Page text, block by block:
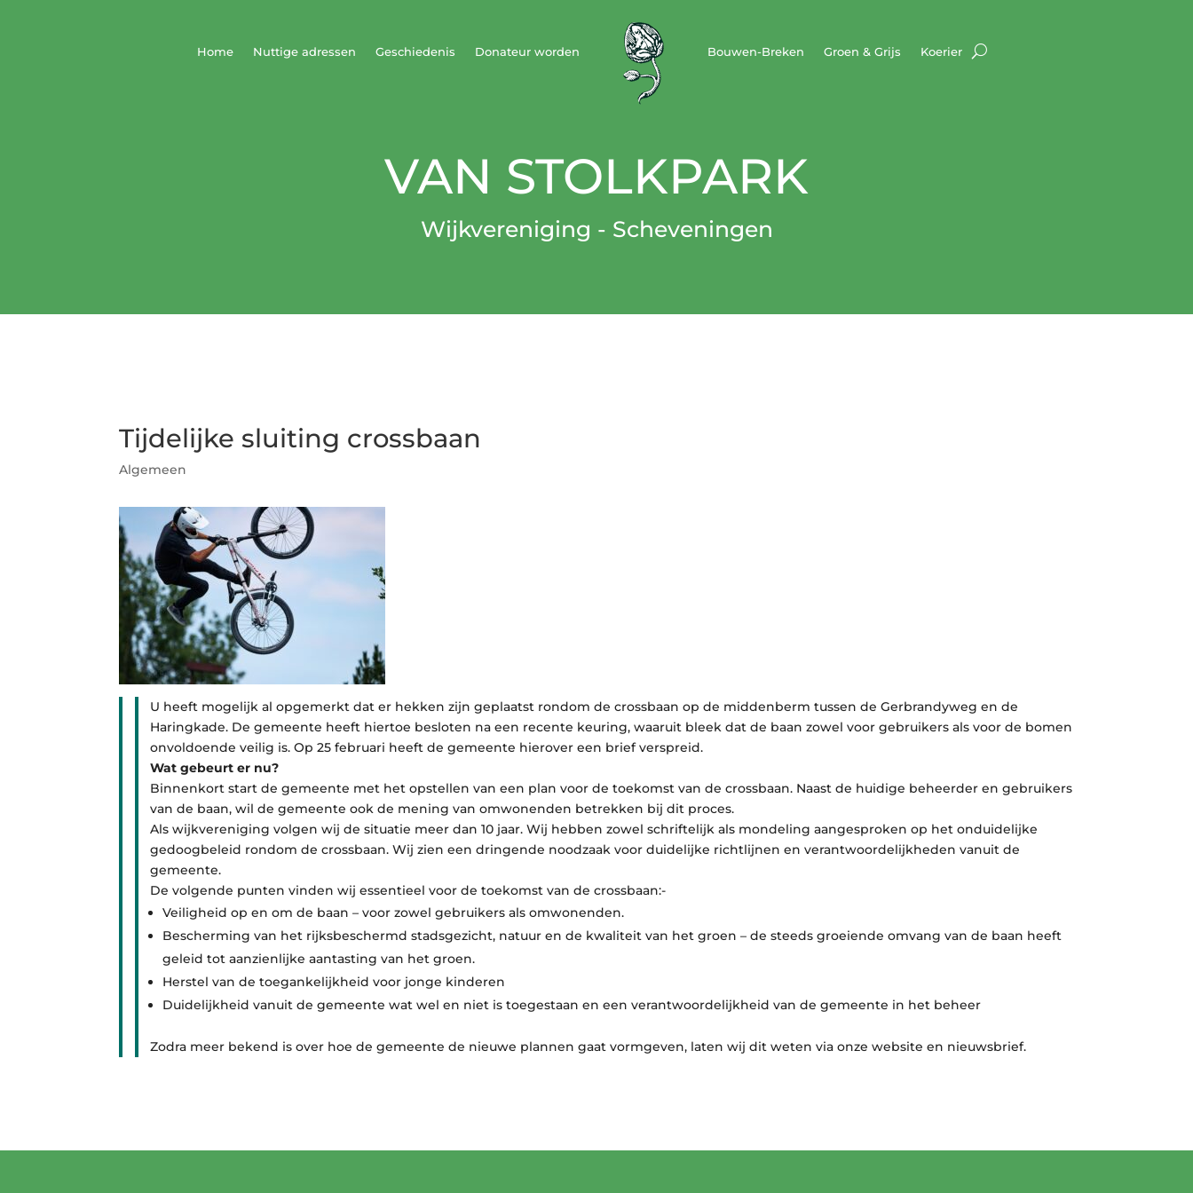
Home Nuttige adressen Geschiedenis Donateur worden Bouwen-Breken Groen & Grijs Koerier
VAN STOLKPARK
Wijkvereniging - Scheveningen
Tijdelijke sluiting crossbaan
Algemeen
U heeft mogelijk al opgemerkt dat er hekken zijn geplaatst rondom de crossbaan op de middenberm tussen de Gerbrandyweg en de
Haringkade. De gemeente heeft hiertoe besloten na een recente keuring, waaruit bleek dat de baan zowel voor gebruikers als voor de bomen
onvoldoende veilig is. Op 25 februari heeft de gemeente hierover een brief verspreid.
Wat gebeurt er nu?
Binnenkort start de gemeente met het opstellen van een plan voor de toekomst van de crossbaan. Naast de huidige beheerder en gebruikers
van de baan, wil de gemeente ook de mening van omwonenden betrekken bij dit proces.
Als wijkvereniging volgen wij de situatie meer dan 10 jaar. Wij hebben zowel schriftelijk als mondeling aangesproken op het onduidelijke
gedoogbeleid rondom de crossbaan. Wij zien een dringende noodzaak voor duidelijke richtlijnen en verantwoordelijkheden vanuit de
gemeente.
De volgende punten vinden wij essentieel voor de toekomst van de crossbaan:-
Veiligheid op en om de baan – voor zowel gebruikers als omwonenden.
Bescherming van het rijksbeschermd stadsgezicht, natuur en de kwaliteit van het groen – de steeds groeiende omvang van de baan heeft
geleid tot aanzienlijke aantasting van het groen.
Herstel van de toegankelijkheid voor jonge kinderen
Duidelijkheid vanuit de gemeente wat wel en niet is toegestaan en een verantwoordelijkheid van de gemeente in het beheer
Zodra meer bekend is over hoe de gemeente de nieuwe plannen gaat vormgeven, laten wij dit weten via onze website en nieuwsbrief.